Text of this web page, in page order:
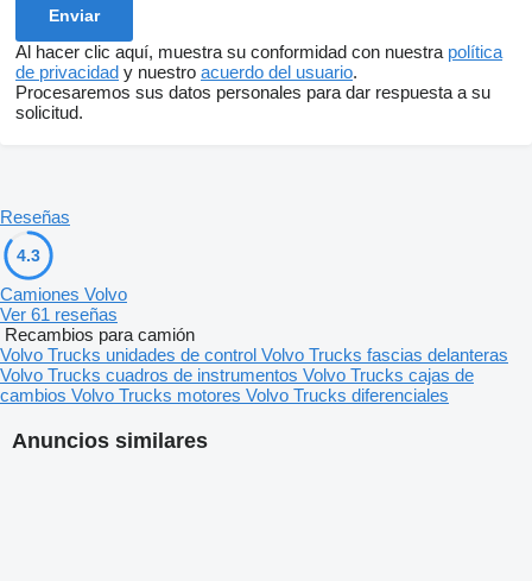
Al hacer clic aquí, muestra su conformidad con nuestra política
de privacidad y nuestro acuerdo del usuario.
Procesaremos sus datos personales para dar respuesta a su
solicitud.
Anuncios similares
Reseñas
4.3
Camiones Volvo
Ver 61 reseñas
Recambios para camión
Volvo Trucks unidades de control Volvo Trucks fascias delanteras
Volvo Trucks cuadros de instrumentos Volvo Trucks cajas de
cambios Volvo Trucks motores Volvo Trucks diferenciales